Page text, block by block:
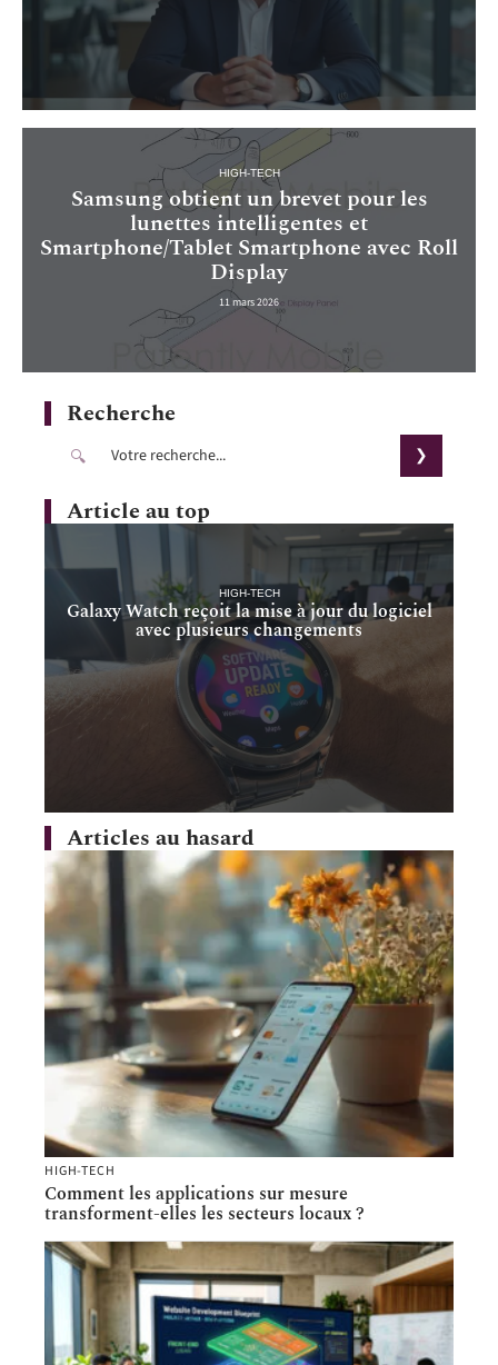
HIGH-TECH
Samsung obtient un brevet pour les
lunettes intelligentes et
Smartphone/Tablet Smartphone avec Roll
Display
11 mars 2026
Recherche
Article au top
HIGH-TECH
Galaxy Watch reçoit la mise à jour du logiciel
avec plusieurs changements
Articles au hasard
HIGH-TECH
Comment les applications sur mesure
transforment-elles les secteurs locaux ?